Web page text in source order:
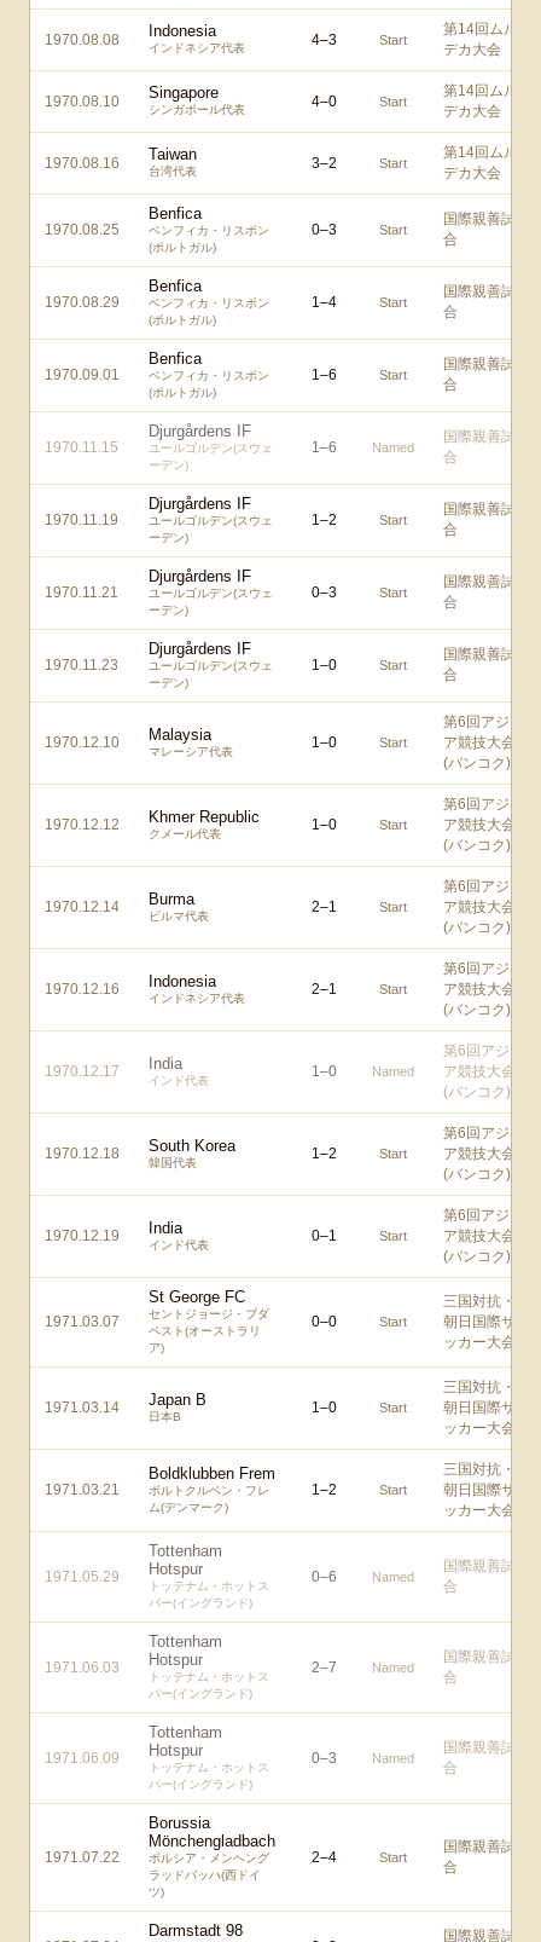
1970.08.08 Indonesia
インドネシア代表 4–3 Start
第14回ムル
デカ大会
1970.08.10 Singapore
シンガポール代表 4–0 Start
第14回ムル
デカ大会
1970.08.16 Taiwan
台湾代表 3–2 Start
第14回ムル
デカ大会
1970.08.25
Benfica
ベンフィカ・リスボン
(ポルトガル)
0–3 Start
国際親善試
合
1970.08.29
Benfica
ベンフィカ・リスボン
(ポルトガル)
1–4 Start
国際親善試
合
1970.09.01
Benfica
ベンフィカ・リスボン
(ポルトガル)
1–6 Start
国際親善試
合
1970.11.15
Djurgårdens IF
ユールゴルデン(スウェ
ーデン)
1–6 Named
国際親善試
合
1970.11.19
Djurgårdens IF
ユールゴルデン(スウェ
ーデン)
1–2 Start
国際親善試
合
1970.11.21
Djurgårdens IF
ユールゴルデン(スウェ
ーデン)
0–3 Start
国際親善試
合
1970.11.23
Djurgårdens IF
ユールゴルデン(スウェ
ーデン)
1–0 Start
国際親善試
合
1970.12.10 Malaysia
マレーシア代表
1–0 Start
第6回アジ
ア競技大会
(バンコク)
1970.12.12 Khmer Republic
クメール代表
1–0 Start
第6回アジ
ア競技大会
(バンコク)
1970.12.14 Burma
ビルマ代表
2–1 Start
第6回アジ
ア競技大会
(バンコク)
1970.12.16 Indonesia
インドネシア代表
2–1 Start
第6回アジ
ア競技大会
(バンコク)
1970.12.17 India
インド代表
1–0 Named
第6回アジ
ア競技大会
(バンコク)
1970.12.18 South Korea
韓国代表
1–2 Start
第6回アジ
ア競技大会
(バンコク)
1970.12.19 India
インド代表
0–1 Start
第6回アジ
ア競技大会
(バンコク)
1971.03.07
St George FC
セントジョージ・ブダ
ペスト(オーストラリ
ア)
0–0 Start
三国対抗・
朝日国際サ
ッカー大会
1971.03.14 Japan B
日本B
1–0 Start
三国対抗・
朝日国際サ
ッカー大会
1971.03.21
Boldklubben Frem
ボルトクルベン・フレ
ム(デンマーク)
1–2 Start
三国対抗・
朝日国際サ
ッカー大会
1971.05.29
Tottenham
Hotspur
トッテナム・ホットス
パー(イングランド)
0–6 Named
国際親善試
合
1971.06.03
Tottenham
Hotspur
トッテナム・ホットス
パー(イングランド)
2–7 Named
国際親善試
合
1971.06.09
Tottenham
Hotspur
トッテナム・ホットス
パー(イングランド)
0–3 Named
国際親善試
合
1971.07.22
Borussia
Mönchengladbach
ボルシア・メンヘング
ラッドバッハ(西ドイ
ツ)
2–4 Start
国際親善試
合
Darmstadt 98 国際親善試